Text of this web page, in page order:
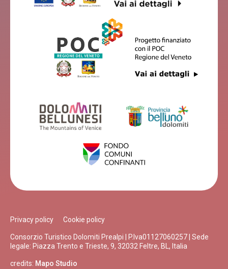
Privacy policy Cookie policy
Consorzio Turistico Dolomiti Prealpi | P.Iva01127060257 | Sede
legale: Piazza Trento e Trieste, 9, 32032 Feltre, BL, Italia
credits: Mapo Studio